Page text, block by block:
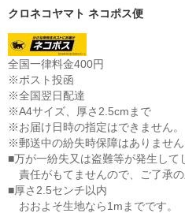
クロネコヤマト ネコポス便
全国一律料金400円
※ポスト投函
※全国翌日配達
※A4サイズ、厚さ2.5cmまで
※お届け日時の指定はできません。
※郵送中の紛失時保障はありません
■万が一紛失又は盗難等が発生して
責任がもてませんので、ご了承の
■厚さ2.5センチ以内
おおよそ生地なら1mまでです。